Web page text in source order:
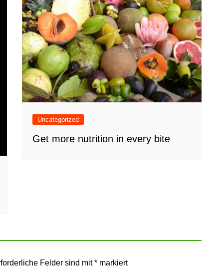
Uncategorized
Get more nutrition in every bite
Felder sind mit* markiert